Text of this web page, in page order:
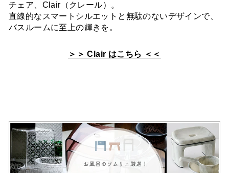
チェア、Clair（クレール）。
直線的なスマートシルエットと無駄のないデザインで、
バスルームに至上の輝きを。
＞＞ Clair はこちら ＜＜